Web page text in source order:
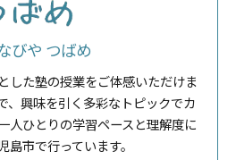
びや つばめ
した塾の授業をご体感いただけま
、興味を引く多彩なトピックでカ
人ひとりの学習ペースと理解度に
市で行っています。